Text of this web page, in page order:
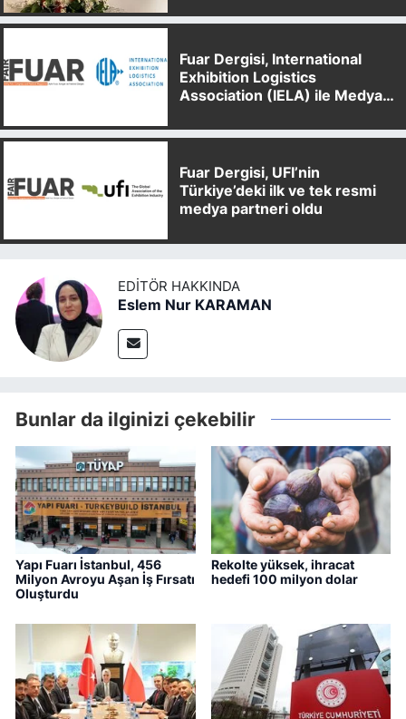
Fuar Dergisi, International
Exhibition Logistics
Association (IELA) ile Medya
Fuar Dergisi, UFI’nin
Türkiye’deki ilk ve tek resmi
medya partneri oldu
EDITÖR HAKKINDA
Eslem Nur KARAMAN
Bunlar da ilginizi çekebilir
Yapı Fuarı İstanbul, 456
Milyon Avroyu Aşan İş Fırsatı
Oluşturdu
Rekolte yüksek, ihracat
hedefi 100 milyon dolar